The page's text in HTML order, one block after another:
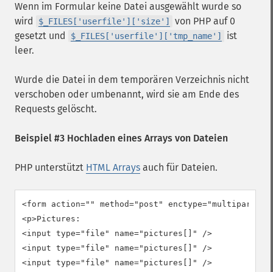
Wenn im Formular keine Datei ausgewählt wurde so
wird
$_FILES['userfile']['size']
von PHP auf 0
gesetzt und
$_FILES['userfile']['tmp_name']
ist
leer.
Wurde die Datei in dem temporären Verzeichnis nicht
verschoben oder umbenannt, wird sie am Ende des
Requests gelöscht.
Beispiel #3 Hochladen eines Arrays von Dateien
PHP unterstützt HTML Arrays auch für Dateien.
<form action="" method="post" enctype="multipart/
<p>Pictures:
<input type="file" name="pictures[]" />
<input type="file" name="pictures[]" />
<input type="file" name="pictures[]" />